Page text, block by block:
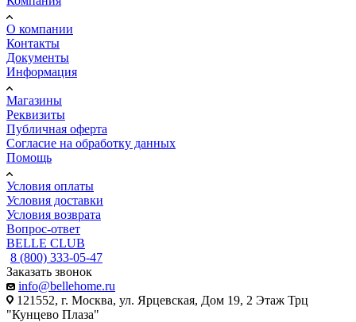
О компании
Контакты
Документы
Информация
Магазины
Реквизиты
Публичная оферта
Согласие на обработку данных
Помощь
Условия оплаты
Условия доставки
Условия возврата
Вопрос-ответ
BELLE CLUB
8 (800) 333-05-47
Заказать звонок
info@bellehome.ru
121552, г. Москва, ул. Ярцевская, Дом 19, 2 Этаж Трц
"Кунцево Плаза"